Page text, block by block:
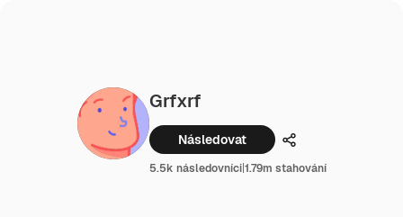
Grfxrf
Následovat Podíl
5.5k následovníci|1.79m stahování